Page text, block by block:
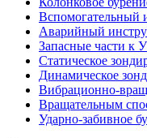
Вспомогательный
Аварийный
Запасные части к
Статическое
Динамическое
Вибрационно-
Вращательным
Ударно-забивное